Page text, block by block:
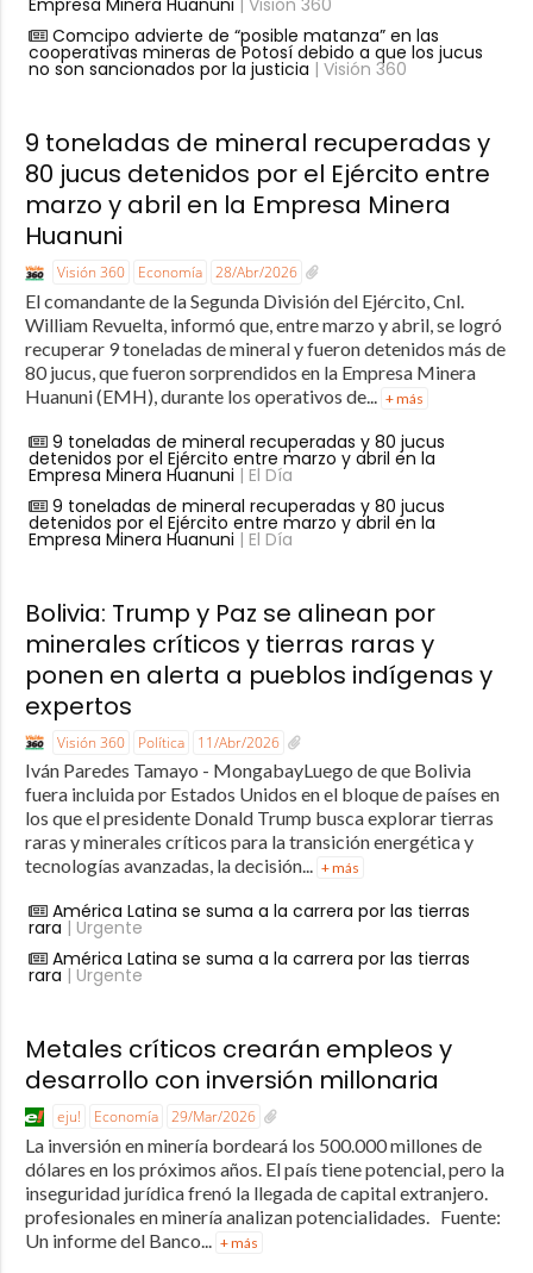
Comcipo advierte de “posible matanza” en las
cooperativas mineras de Potosí debido a que los jucus
no son sancionados por la justicia | Visión 360
9 toneladas de mineral recuperadas y
80 jucus detenidos por el Ejército entre
marzo y abril en la Empresa Minera
Huanuni
Visión 360 Economía 28/Abr/2026
El comandante de la Segunda División del Ejército, Cnl.
William Revuelta, informó que, entre marzo y abril, se logró
recuperar 9 toneladas de mineral y fueron detenidos más de
80 jucus, que fueron sorprendidos en la Empresa Minera
Huanuni (EMH), durante los operativos de...
+ más
9 toneladas de mineral recuperadas y 80 jucus
detenidos por el Ejército entre marzo y abril en la
Empresa Minera Huanuni | El Día
9 toneladas de mineral recuperadas y 80 jucus
detenidos por el Ejército entre marzo y abril en la
Empresa Minera Huanuni | El Día
Bolivia: Trump y Paz se alinean por
minerales críticos y tierras raras y
ponen en alerta a pueblos indígenas y
expertos
Visión 360 Política 11/Abr/2026
Iván Paredes Tamayo - MongabayLuego de que Bolivia
fuera incluida por Estados Unidos en el bloque de países en
los que el presidente Donald Trump busca explorar tierras
raras y minerales críticos para la transición energética y
tecnologías avanzadas, la decisión... + más
América Latina se suma a la carrera por las tierras
rara | Urgente
América Latina se suma a la carrera por las tierras
rara | Urgente
Metales críticos crearán empleos y
desarrollo con inversión millonaria
eju! Economía 29/Mar/2026
La inversión en minería bordeará los 500.000 millones de
dólares en los próximos años. El país tiene potencial, pero la
inseguridad jurídica frenó la llegada de capital extranjero.
profesionales en minería analizan potencialidades. Fuente:
Un informe del Banco... + más